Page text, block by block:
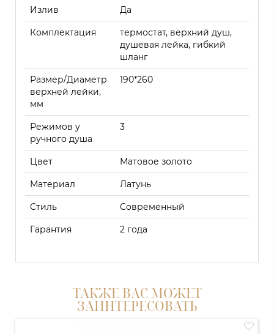
Излив Да
Комплектация
термостат, верхний душ,
душевая лейка, гибкий
шланг
Размер/Диаметр
верхней лейки,
мм
190*260
Режимов у
ручного душа
3
Цвет Матовое золото
Материал Латунь
Стиль Современный
Гарантия 2 года
ТАКЖЕ ВАС МОЖЕТ
ЗАИНТЕРЕСОВАТЬ